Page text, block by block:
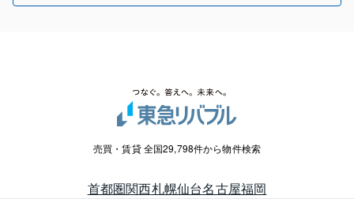
売買・賃貸 全国29,798件から物件検索
首都圏関西札幌仙台名古屋福岡